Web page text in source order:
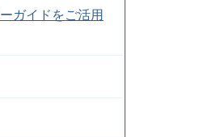
ガイドをご活用